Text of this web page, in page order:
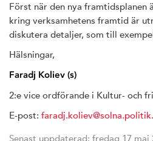
Först när den nya framtidsplanen
kring verksamhetens framtid är
diskutera detaljer, som till
Hälsningar,
Faradj Koliev (s)
2:e vice ordförande i Kultur- och
E-post:
Senast uppdaterad: fredag 17 maj